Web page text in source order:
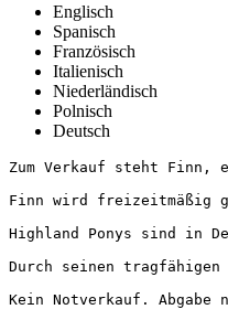
Englisch
Spanisch
Französisch
Italienisch
Niederländisch
Polnisch
Deutsch
Zum Verkauf steht Finn,
Finn wird freizeitmäßig
Highland Ponys sind in
Durch seinen
Kein Notverkauf.